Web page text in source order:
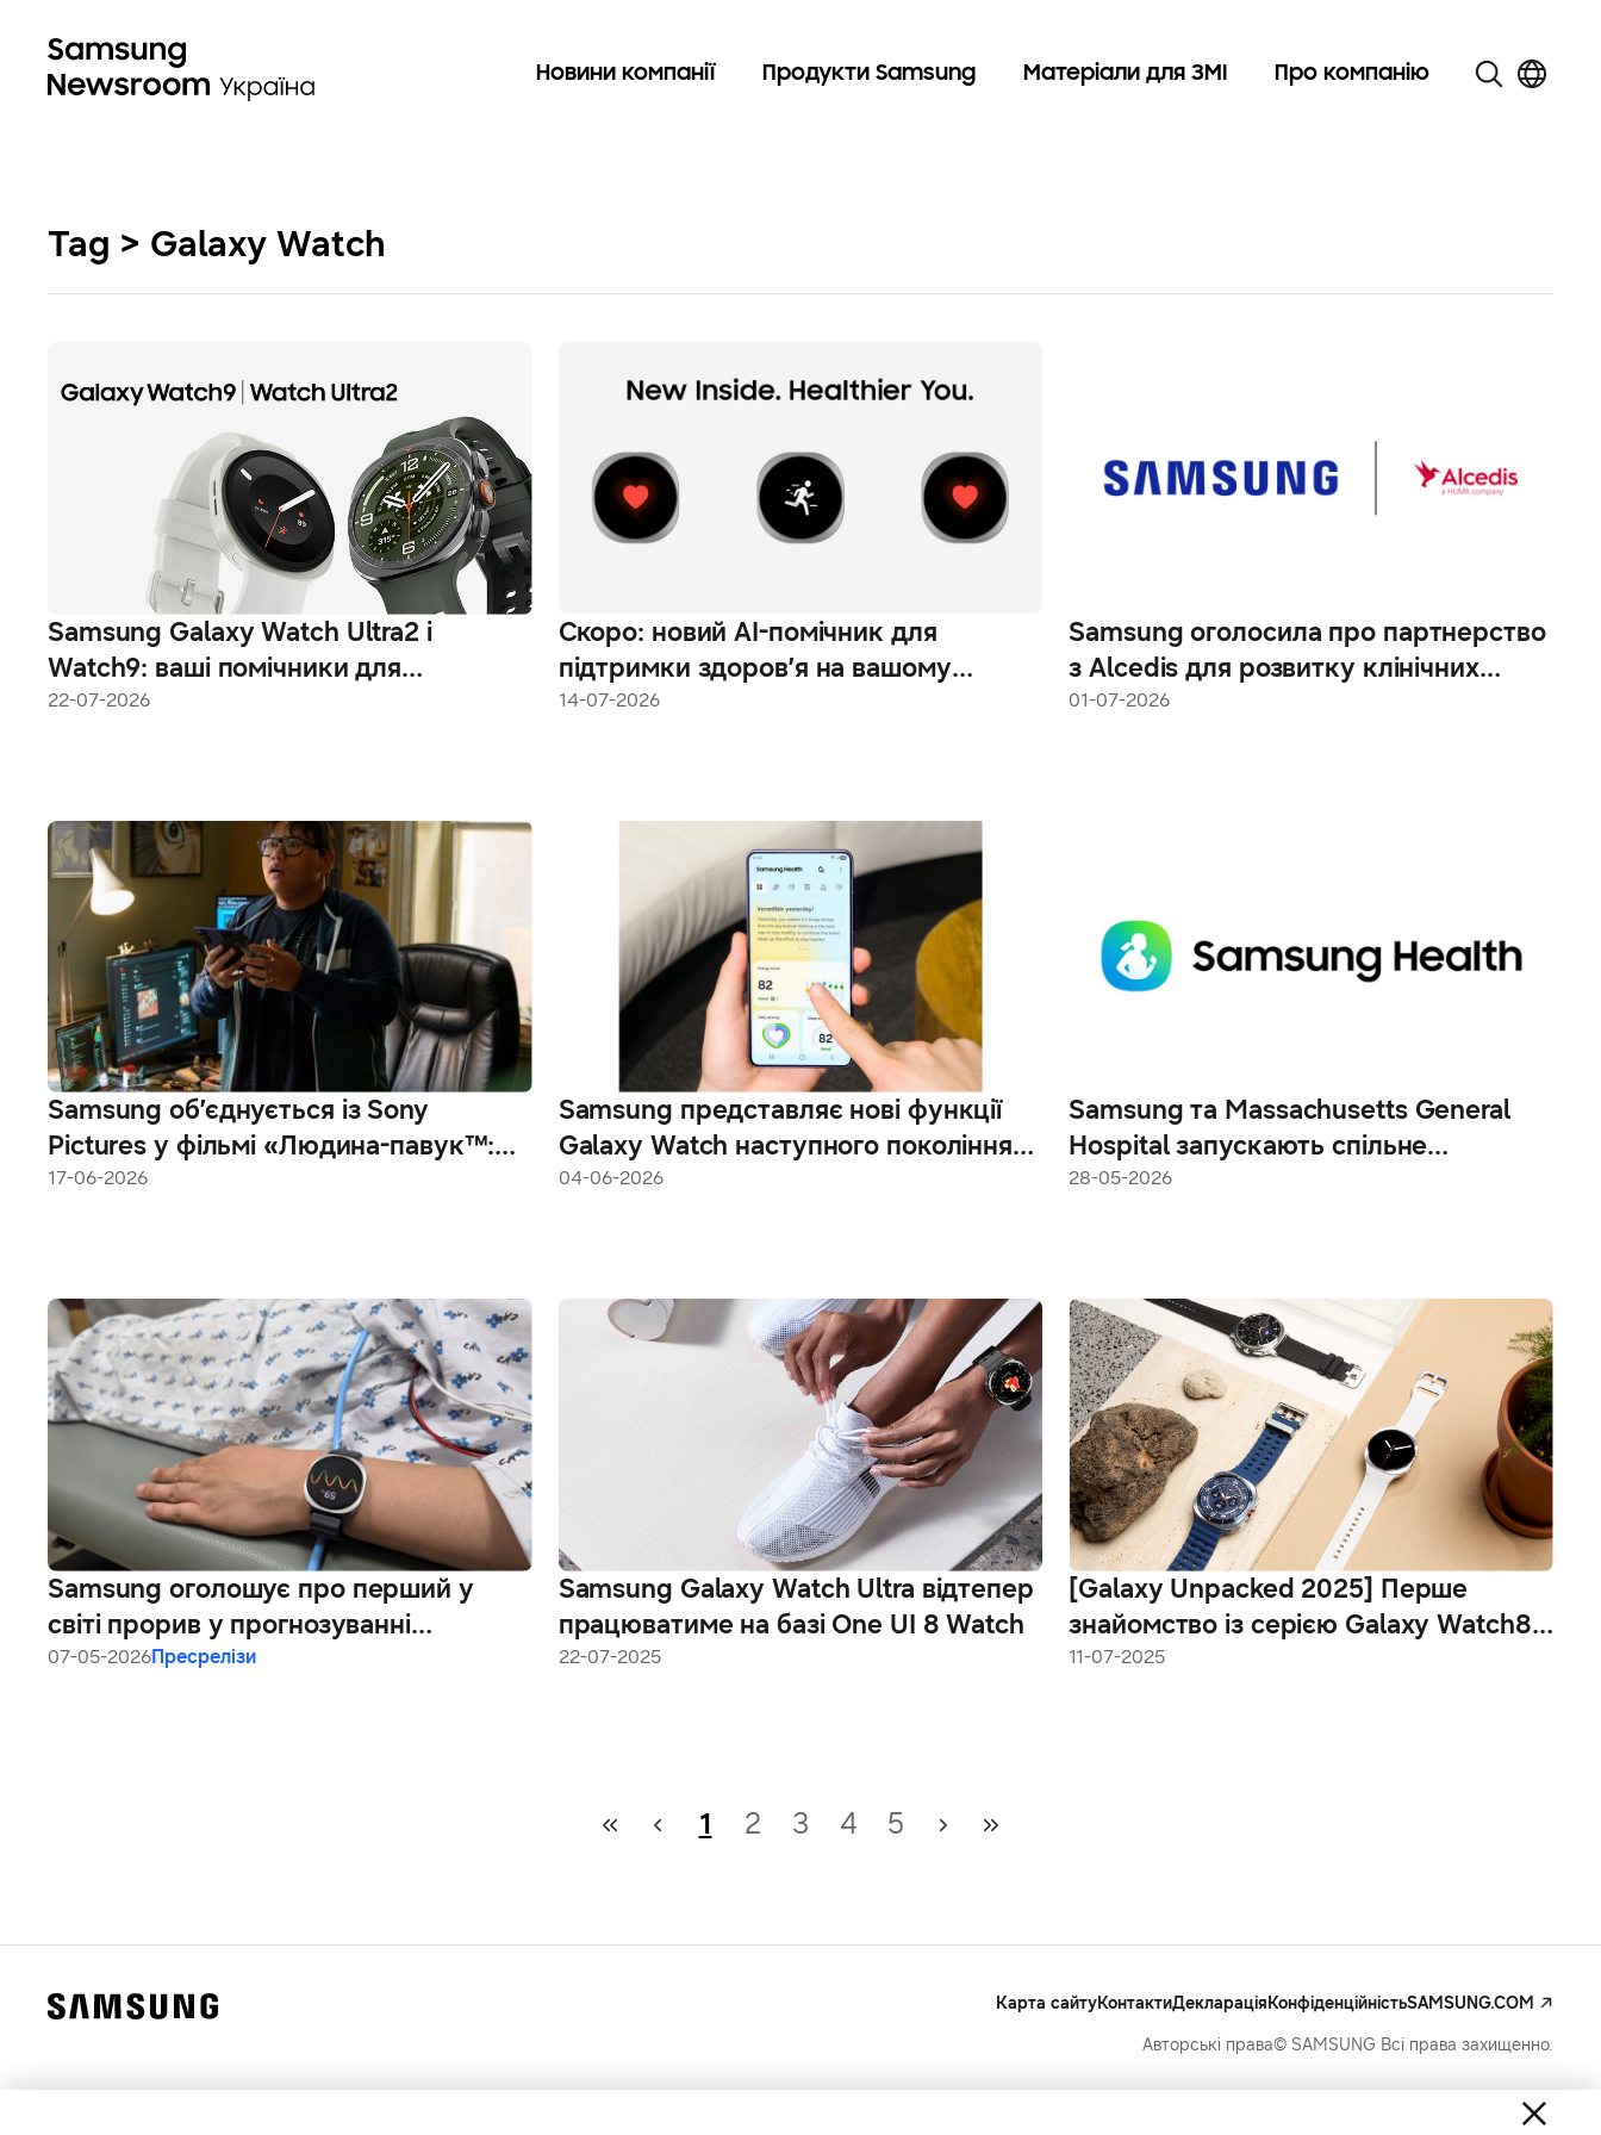
Новини компанії Продукти Samsung Матеріали для ЗМІ Про компанію
Tag > Galaxy Watch
Samsung Galaxy Watch Ultra2 і
Watch9: ваші помічники для
підтримки здоров’я
22-07-2026
Скоро: новий AI-помічник для
підтримки здоров’я на вашому
зап’ясті
14-07-2026
Samsung оголосила про партнерство
з Alcedis для розвитку клінічних
досліджень із використанням
01-07-2026
Samsung об’єднується із Sony
Pictures у фільмі «Людина-павук™:
Новий день»
17-06-2026
Samsung представляє нові функції
Galaxy Watch наступного покоління
— персонального AI-помічника для
04-06-2026
Samsung та Massachusetts General
Hospital запускають спільне
дослідження для вивчення
28-05-2026
Samsung оголошує про перший у
світі прорив у прогнозуванні
непритомності за допомогою Galaxy
07-05-2026Пресрелізи
Samsung Galaxy Watch Ultra відтепер
працюватиме на базі One UI 8 Watch
22-07-2025
[Galaxy Unpacked 2025] Перше
знайомство із серією Galaxy Watch8:
оптимізація сну, тренування та решта
11-07-2025
1 2 3 4 5
Карта сайтуКонтактиДеклараціяКонфіденційністьSAMSUNG.COM
Авторські права© SAMSUNG Всі права захищенно.